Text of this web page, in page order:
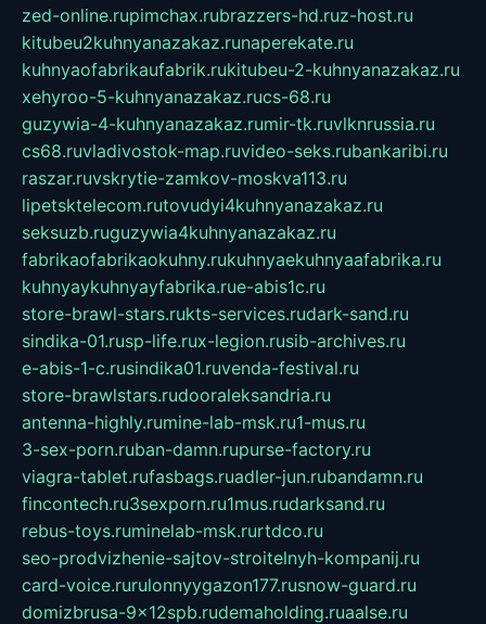
zed-online.rupimchax.rubrazzers-hd.ruz-host.ru
kitubeu2kuhnyanazakaz.runaperekate.ru
kuhnyaofabrikaufabrik.rukitubeu-2-kuhnyanazakaz.ru
xehyroo-5-kuhnyanazakaz.rucs-68.ru
guzywia-4-kuhnyanazakaz.rumir-tk.ruvlknrussia.ru
cs68.ruvladivostok-map.ruvideo-seks.rubankaribi.ru
raszar.ruvskrytie-zamkov-moskva113.ru
lipetsktelecom.rutovudyi4kuhnyanazakaz.ru
seksuzb.ruguzywia4kuhnyanazakaz.ru
fabrikaofabrikaokuhny.rukuhnyaekuhnyaafabrika.ru
kuhnyaykuhnyayfabrika.rue-abis1c.ru
store-brawl-stars.rukts-services.rudark-sand.ru
sindika-01.rusp-life.rux-legion.rusib-archives.ru
e-abis-1-c.rusindika01.ruvenda-festival.ru
store-brawlstars.rudooraleksandria.ru
antenna-highly.rumine-lab-msk.ru1-mus.ru
3-sex-porn.ruban-damn.rupurse-factory.ru
viagra-tablet.rufasbags.ruadler-jun.rubandamn.ru
fincontech.ru3sexporn.ru1mus.rudarksand.ru
rebus-toys.ruminelab-msk.rurtdco.ru
seo-prodvizhenie-sajtov-stroitelnyh-kompanij.ru
card-voice.rurulonnyygazon177.rusnow-guard.ru
domizbrusa-9x12spb.rudemaholding.ruaalse.ru